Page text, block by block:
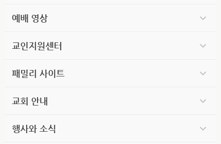
예배 영상
교인지원센터
패밀리 사이트
교회 안내
행사와 소식